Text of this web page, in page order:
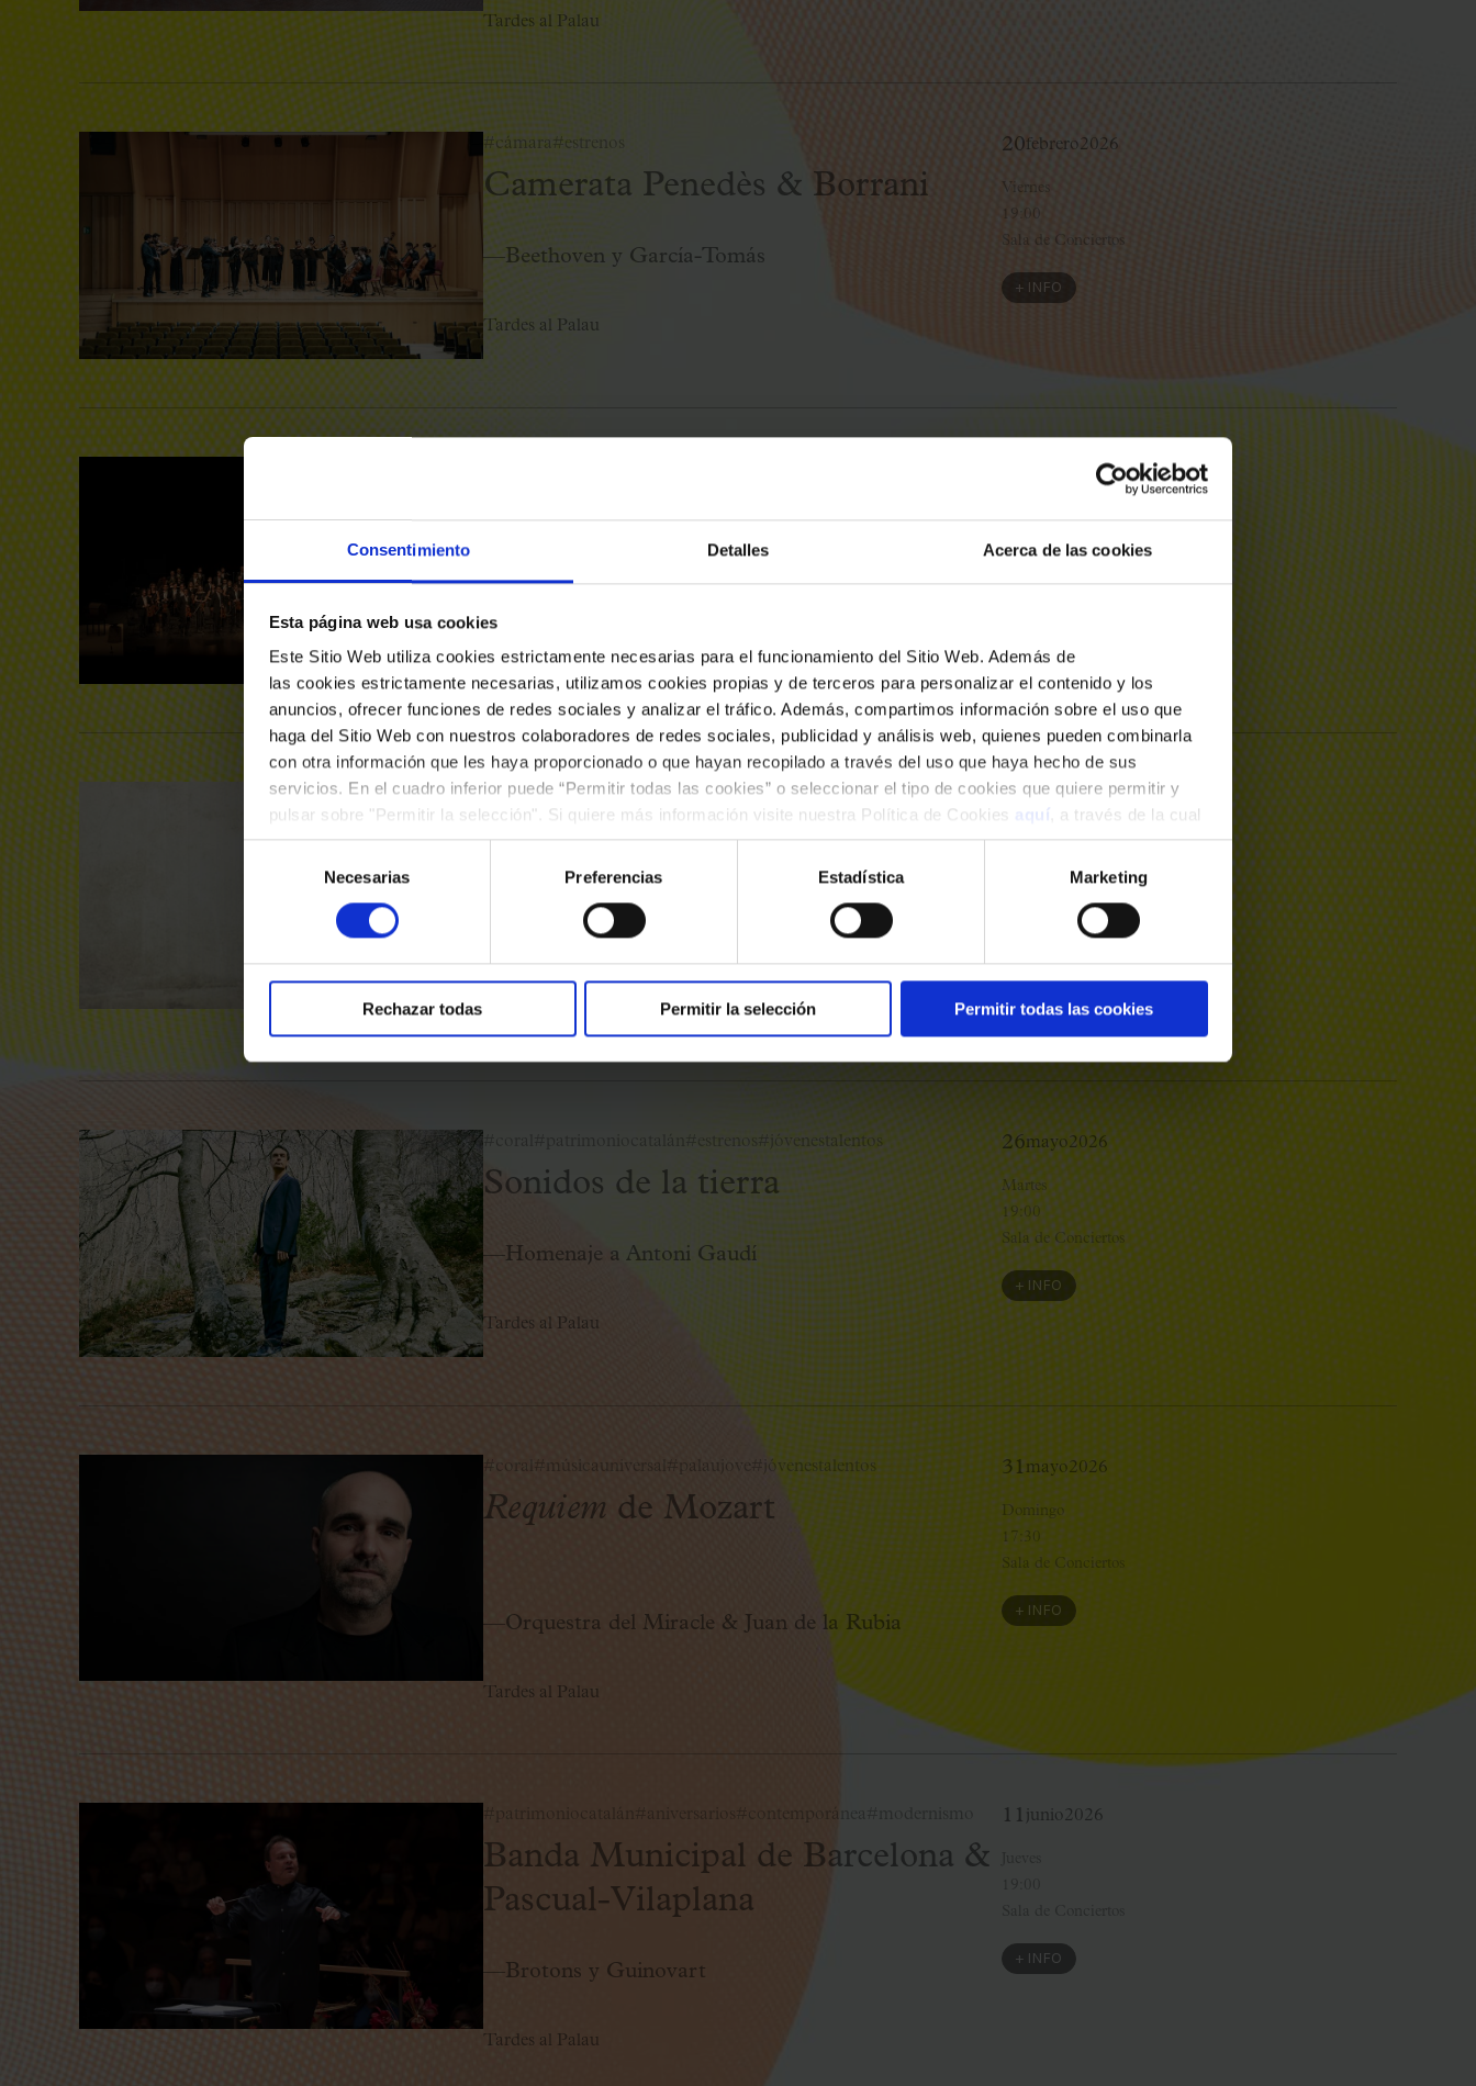
Consentimiento Detalles Acerca de las cookies
Esta página web usa cookies
Este Sitio Web utiliza cookies estrictamente necesarias para el funcionamiento del Sitio Web. Además de
las cookies estrictamente necesarias, utilizamos cookies propias y de terceros para personalizar el contenido y los
anuncios, ofrecer funciones de redes sociales y analizar el tráfico. Además, compartimos información sobre el uso que
haga del Sitio Web con nuestros colaboradores de redes sociales, publicidad y análisis web, quienes pueden combinarla
con otra información que les haya proporcionado o que hayan recopilado a través del uso que haya hecho de sus
servicios. En el cuadro inferior puede “Permitir todas las cookies” o seleccionar el tipo de cookies que quiere permitir y
pulsar sobre "Permitir la selección". Si quiere más información visite nuestra Política de Cookies aquí
, a través de la cual
podrá deshabilitar o configurar las cookies en cualquier momento.”.
consentimiento
Necesarias Preferencias Estadística Marketing
Rechazar todas Permitir la selección Permitir todas las cookies
Tardes al Palau
#cámara #estrenos
Camerata Penedès & Borrani
—Beethoven y García-Tomás
Tardes al Palau
20 febrero2026
Viernes
Sala de Conciertos
+ INFO
El amor brujode Falla, con Mayte
2026
#piano#aniversarios#nuevosformatos
Daniel Ligorio & Mònica
Glaenzel
15abril2026
Miércoles
#estrenos #jóvenestalentos
Sonidos de la tierra
—Homenaje a Antoni Gaudí
Tardes al Palau
26mayo2026
Martes
19:00
Sala de Conciertos
+ INFO
#coral #músicauniversal #palaujove #jóvenestalentos
Requiem de Mozart
—Orquestra del Miracle & Juan de la Rubia
Tardes al Palau
31mayo2026
Domingo
17:30
Sala de Conciertos
+ INFO
#patrimoniocatalán #contemporánea
Banda Municipal de Barcelona &
Pascual-Vilaplana
—Brotons y Guinovart
Tardes al Palau
11 junio2026
+ INFO